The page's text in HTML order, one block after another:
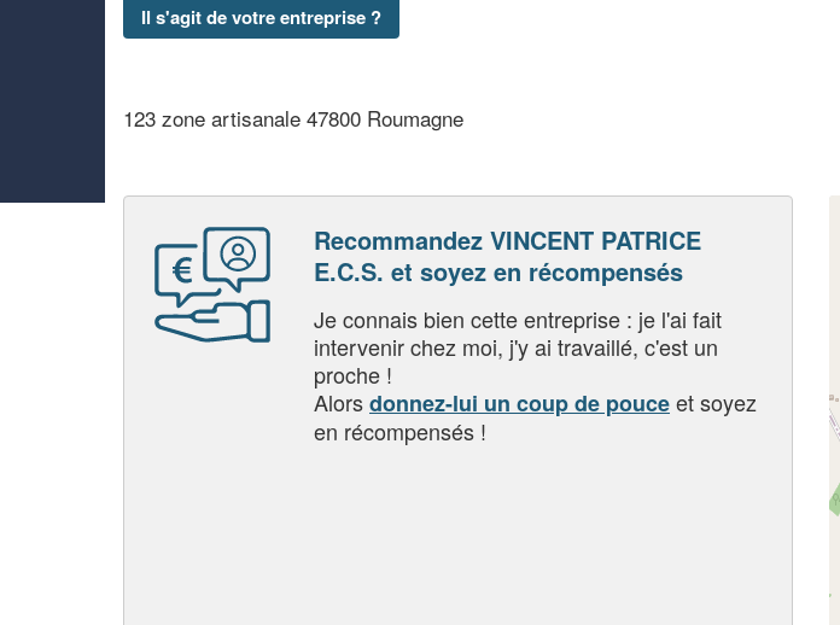
Il s'agit de votre entreprise ?
123 zone artisanale 47800 Roumagne
Recommandez VINCENT PATRICE
E.C.S. et soyez en récompensés
Je connais bien cette entreprise : je l'ai fait
intervenir chez moi, j'y ai travaillé, c'est un
proche !
Alorsdonnez-lui un coup de pouceet soyez
en récompensés !